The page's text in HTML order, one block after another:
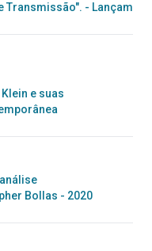
Transmissão". - Lançam
e suas
Bollas - 2020